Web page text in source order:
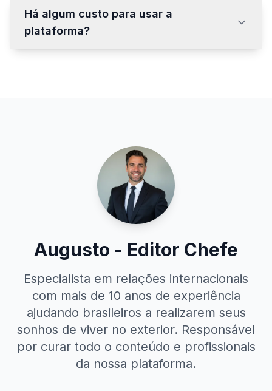
Há algum custo para usar a
plataforma?
Augusto - Editor Chefe
Especialista em relações internacionais
com mais de 10 anos de experiência
ajudando brasileiros a realizarem seus
sonhos de viver no exterior. Responsável
por curar todo o conteúdo e profissionais
da nossa plataforma.